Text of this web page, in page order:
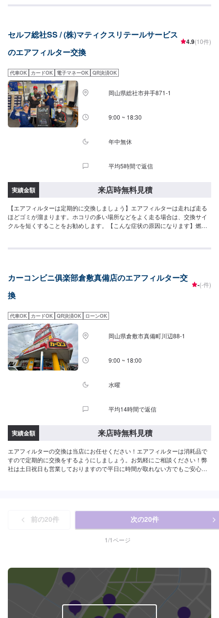
セルフ総社SS / (株)マティクスリテールサービス
のエアフィルター交換
4.9(10件)
代車OK カードOK 電子マネーOK QR決済OK
岡山県総社市井手871-1
9:00 ~ 18:30
年中無休
平均5時間で返信
実績金額 来店時無料見積
【エアフィルターは定期的に交換しましょう】エアフィルターは走れば走る
ほどゴミが溜まります。ホコリの多い場所などをよく走る場合は、交換サイ
クルを短くすることをお勧めします。【こんな症状の原因になります】燃費
カーコンビニ俱楽部倉敷真備店のエアフィルター交
換
-(-件)
代車OK カードOK QR決済OK ローンOK
岡山県倉敷市真備町川辺88-1
9:00 ~ 18:00
水曜
平均14時間で返信
実績金額 来店時無料見積
エアフィルターの交換は当店にお任せください！エアフィルターは消耗品で
すので定期的に交換をするようにしましょう。お気軽にご相談ください！弊
社は土日祝日も営業しておりますので平日に時間が取れない方でもご安心く
前の20件 次の20件
1/1ページ